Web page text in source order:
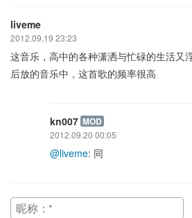
liveme
2012.09.19 23:23
这音乐，高中的各种潇洒与忙碌的生活又
后放的音乐中，这首歌的频率很高
kn007 MOD
2012.09.20 00:05
@liveme: 同
昵称：